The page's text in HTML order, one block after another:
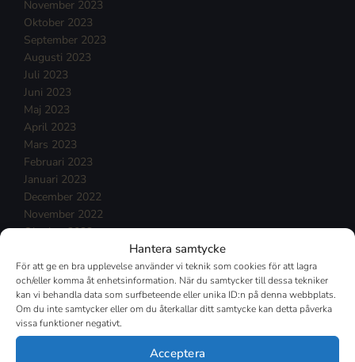
Hantera samtycke
För att ge en bra upplevelse använder vi teknik som cookies för att lagra
och/eller komma åt enhetsinformation. När du samtycker till dessa tekniker
kan vi behandla data som surfbeteende eller unika ID:n på denna webbplats.
Om du inte samtycker eller om du återkallar ditt samtycke kan detta påverka
vissa funktioner negativt.
Acceptera
November 2023
Oktober 2023
September 2023
Augusti 2023
Juli 2023
Juni 2023
Maj 2023
April 2023
Mars 2023
Februari 2023
Januari 2023
December 2022
November 2022
Oktober 2022
Augusti 2022
Juli 2022
Juni 2022
Maj 2022
April 2022